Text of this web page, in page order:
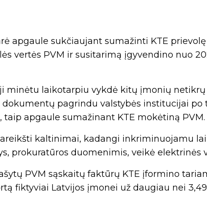
apgaule sukčiaujant sumažinti KTE
vertės PVM ir susitarimą įgyvendino nuo
minėtu laikotarpiu vykdė kitų įmonių netikrų
pagrindu valstybės institucijai po
taip apgaule sumažinant KTE mokėtiną PVM.
kaltinimai, kadangi inkriminuojamu
prokuratūros duomenimis, veikė elektrinės
PVM sąskaitų faktūrų KTE įformino
fiktyviai Latvijos įmonei už daugiau nei